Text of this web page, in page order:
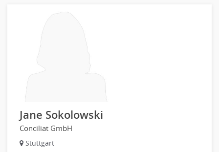
Jane Sokolowski
Conciliat GmbH
Stuttgart